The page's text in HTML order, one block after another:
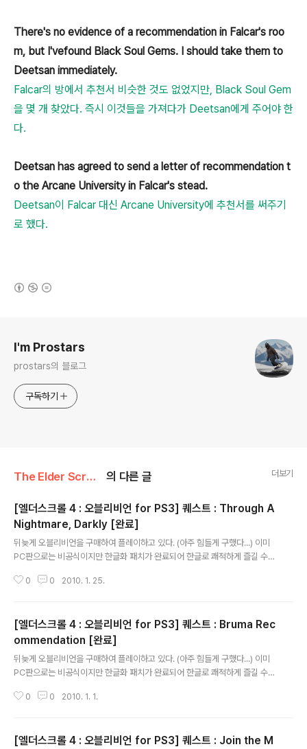
There's no evidence of a recommendation in Falcar's roo
m, but I'vefound Black Soul Gems. I should take them to
Deetsan immediately.
Falcar의 방에서 추천서 비슷한 것도 없었지만, Black Soul Gem
을 몇 개 찾았다. 즉시 이것들을 가져다가 Deetsan에게 주어야 한
다.
Deetsan has agreed to send a letter of recommendation t
o the Arcane University in Falcar's stead.
Deetsan이 Falcar 대신 Arcane University에 추천서를 써주기
로 했다.
I'm Prostars
prostars의 블로그
구독하기
The Elder Scrolls IV: Oblivion/Mages Guild Quests 의 다른 글 더보기
[엘더스크롤 4 : 오블리비언 for PS3] 퀘스트 : Through A
Nightmare, Darkly [완료]
뒤늦게 오블리비언을 구매하여 플레이하고 있다. (아주 힘들게 구했다...) 이미
PC판으로는 비공식이지만 한글화 패치가 완료되어 한글로 쾌적하게 즐길 수
있다. 어디 물어볼 곳도 마땅치 않고 하여 이곳에 적으니 틀리게 번역된 부분은
며 간혹 NPC와의 대화 내용을 추가로 적는다. --------------------------
--------------------------------------------------------- Throu
gh A Nightmare, Darkly [..
0 0 2010. 1. 25.
[엘더스크롤 4 : 오블리비언 for PS3] 퀘스트 : Bruma Rec
ommendation [완료]
뒤늦게 오블리비언을 구매하여 플레이하고 있다. (아주 힘들게 구했다...) 이미
PC판으로는 비공식이지만 한글화 패치가 완료되어 한글로 쾌적하게 즐길 수
있다. 어디 물어볼 곳도 마땅치 않고 하여 이곳에 적으니 틀리게 번역된 부분은
며 간혹 NPC와의 대화 내용을 추가로 적는다. --------------------------
0 0 2010. 1. 1.
[엘더스크롤 4 : 오블리비언 for PS3] 퀘스트 : Join the M